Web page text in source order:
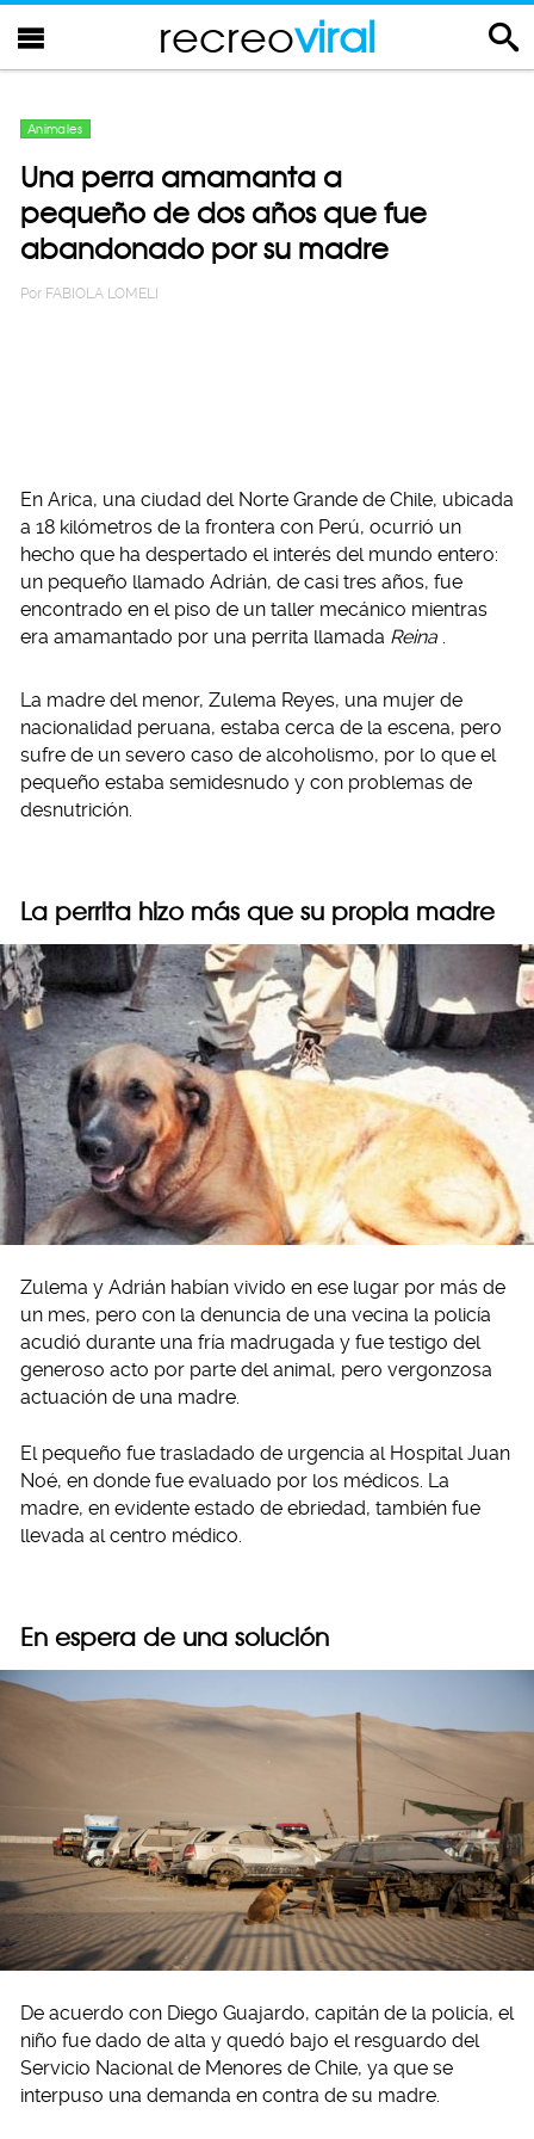
recreoviral
Animales
Una perra amamanta a
pequeño de dos años que fue
abandonado por su madre
Por FABIOLA LOMELI
En Arica, una ciudad del Norte Grande de Chile, ubicada
a 18 kilómetros de la frontera con Perú, ocurrió un
hecho que ha despertado el interés del mundo entero:
un pequeño llamado Adrián, de casi tres años, fue
encontrado en el piso de un taller mecánico mientras
era amamantado por una perrita llamada Reina .
La madre del menor, Zulema Reyes, una mujer de
nacionalidad peruana, estaba cerca de la escena, pero
sufre de un severo caso de alcoholismo, por lo que el
pequeño estaba semidesnudo y con problemas de
desnutrición.
La perrita hizo más que su propia madre
Zulema y Adrián habían vivido en ese lugar por más de
un mes, pero con la denuncia de una vecina la policía
acudió durante una fría madrugada y fue testigo del
generoso acto por parte del animal, pero vergonzosa
actuación de una madre.
El pequeño fue trasladado de urgencia al Hospital Juan
Noé, en donde fue evaluado por los médicos. La
madre, en evidente estado de ebriedad, también fue
llevada al centro médico.
En espera de una solución
De acuerdo con Diego Guajardo, capitán de la policía, el
niño fue dado de alta y quedó bajo el resguardo del
Servicio Nacional de Menores de Chile, ya que se
interpuso una demanda en contra de su madre.